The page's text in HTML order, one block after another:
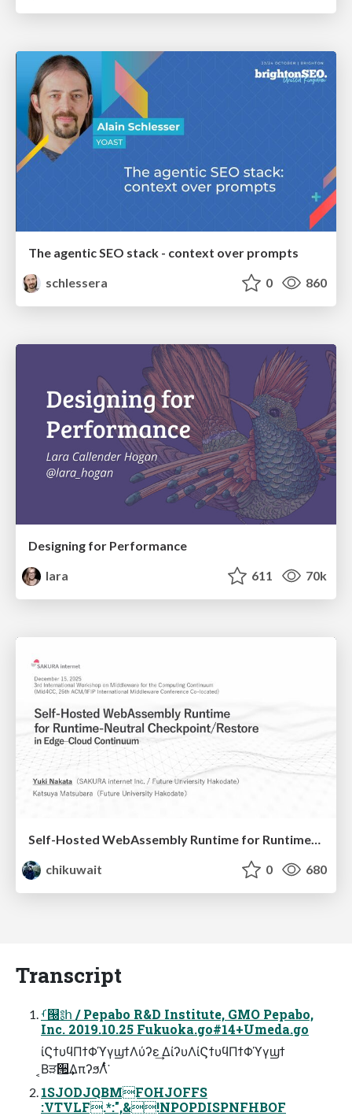
The agentic SEO stack - context over prompts
schlessera
0 860
Designing for Performance
lara
611 70k
chikuwait
0 680
Transcript
ࡾ୐༔հ / Pepabo R&D Institute, GMO Pepabo,
Inc. 2019.10.25 Fukuoka.go#14+Umeda.go
ίϚϯυϥΠϯΦϓγϣϯΛύʔε͢ ΔίʔυΛίϚϯυϥΠϯΦϓγϣϯ
͔Βੜ੒͢ΔπʔϧΛͭͬͨ͘
1SJODJQBMFOHJOFFS
:VTVLF.*:",&!NPOPDISPNFHBOF